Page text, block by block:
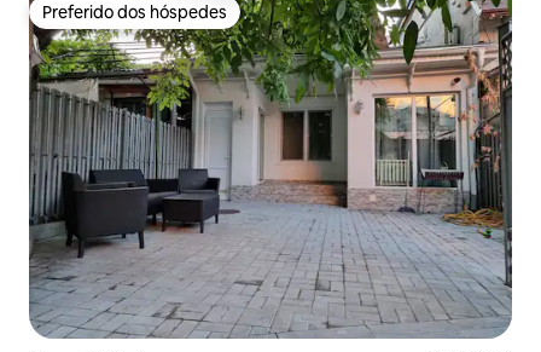
Preferido dos hóspedes
Preferido dos hóspedes